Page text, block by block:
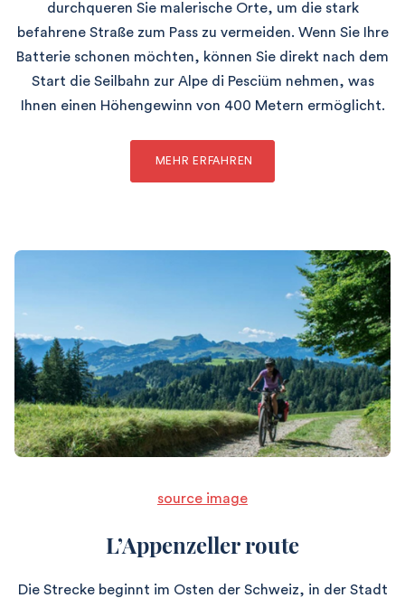
durchqueren Sie malerische Orte, um die stark
befahrene Straße zum Pass zu vermeiden. Wenn Sie Ihre
Batterie schonen möchten, können Sie direkt nach dem
Start die Seilbahn zur Alpe di Pesciüm nehmen, was
Ihnen einen Höhengewinn von 400 Metern ermöglicht.
MEHR ERFAHREN
source image
L’Appenzeller route
Die Strecke beginnt im Osten der Schweiz, in der Stadt